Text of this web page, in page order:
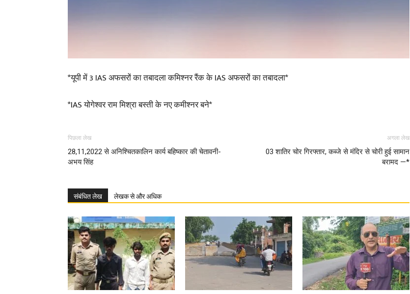
in
Hindi
*यूपी में 3 IAS अफसरों का तबादला कमिश्नर रैंक के IAS अफसरों का तबादला*
*IAS योगेश्वर राम मिश्रा बस्ती के नए कमीश्नर बने*
पिछला लेख
28,11,2022 से अनिश्चितकालिन कार्य बहिष्कार की चेतावनी-
अभय सिंह
अगला लेख
03 शातिर चोर गिरफ्तार, कब्जे से मंदिर से चोरी हुई सामान
बरामद —*
संबंधित लेख लेखक से और अधिक